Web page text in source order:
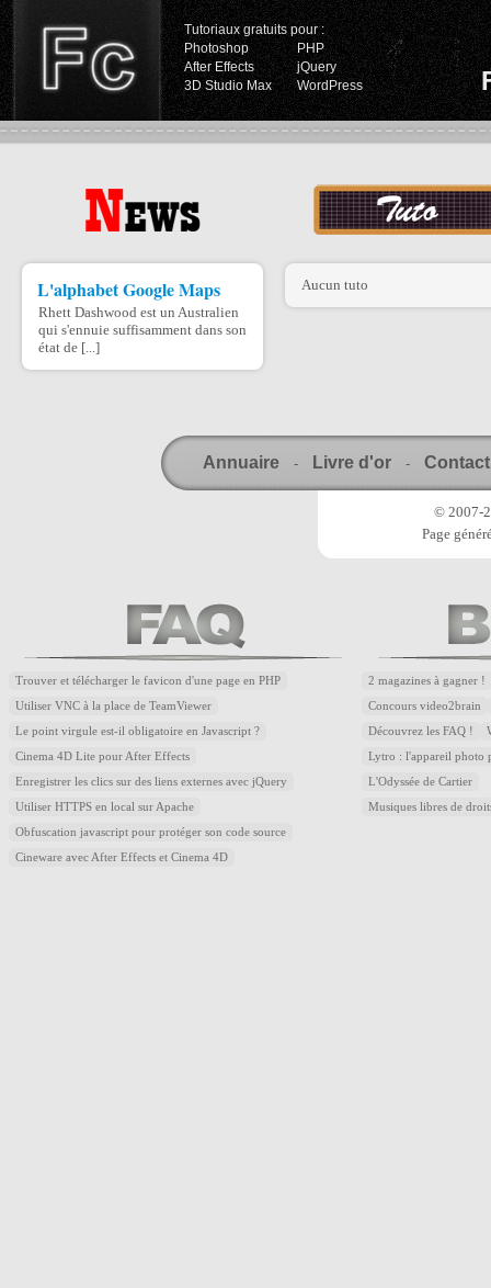
Tutoriaux gratuits pour :
Photoshop
PHP
After Effects
jQuery
3D Studio Max
WordPress
L'alphabet Google Maps
Rhett Dashwood est un Australien
qui s'ennuie suffisamment dans son
état de [...]
Aucun tuto
Annuaire - Livre d'or - Contact
© 2007-
Page
Trouver et télécharger le favicon d'une page en PHP
Utiliser VNC à la place de TeamViewer
Le point virgule est-il obligatoire en Javascript ?
Cinema 4D Lite pour After Effects
Enregistrer les clics sur des liens externes avec jQuery
Utiliser HTTPS en local sur Apache
Obfuscation javascript pour protéger son code source
Cineware avec After Effects et Cinema 4D
2 magazines à gagner !
Concours video2brain
Découvrez les FAQ !
Lytro : l'appareil photo
L'Odyssée de Cartier
Musiques libres de